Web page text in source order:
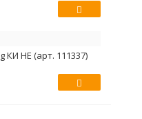
КИ НЕ (арт. 111337)